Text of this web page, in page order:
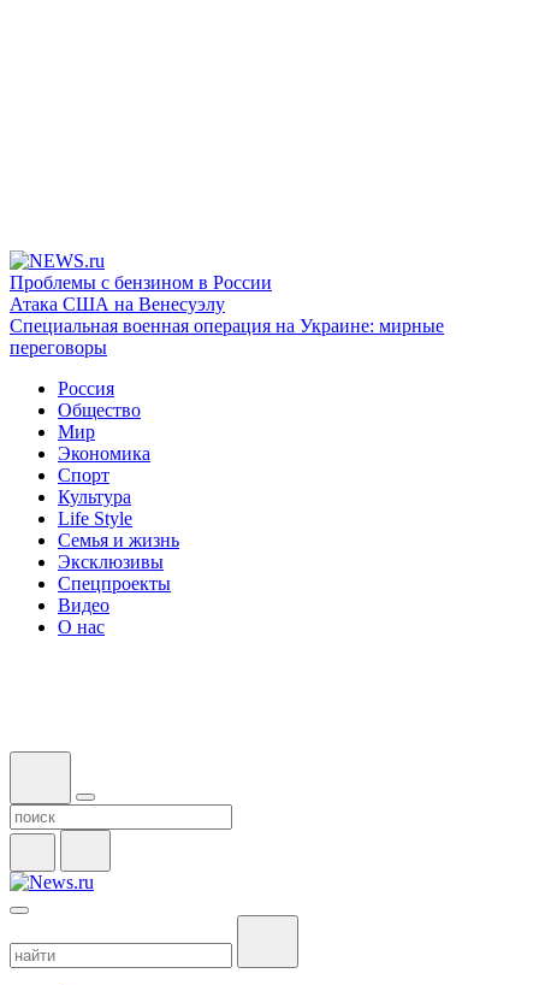
Проблемы с бензином в России
Атака США на Венесуэлу
Специальная военная операция на Украине: мирные
переговоры
Россия
Общество
Мир
Экономика
Спорт
Культура
Life Style
Семья и жизнь
Эксклюзивы
Спецпроекты
Видео
О нас